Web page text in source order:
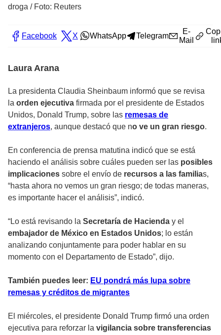
droga / Foto: Reuters
Facebook X WhatsApp Telegram
E-
Mail
Laura Arana
La presidenta Claudia Sheinbaum informó que se revisa
la orden ejecutiva firmada por el presidente de Estados
Unidos, Donald Trump, sobre las remesas de
extranjeros, aunque destacó que no ve un gran riesgo.
En conferencia de prensa matutina indicó que se está
haciendo el análisis sobre cuáles pueden ser las posibles
implicaciones sobre el envío de recursos a las familias,
“hasta ahora no vemos un gran riesgo; de todas maneras,
es importante hacer el análisis”, indicó.
“Lo está revisando la Secretaría de Hacienda y el
embajador de México en Estados Unidos; lo están
analizando conjuntamente para poder hablar en su
momento con el Departamento de Estado”, dijo.
También puedes leer: EU pondrá más lupa sobre
remesas y créditos de migrantes
El miércoles, el presidente Donald Trump firmó una orden
ejecutiva para reforzar la vigilancia sobre transferencias